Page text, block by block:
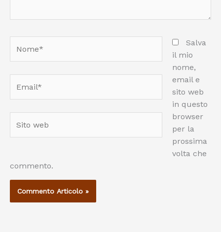
web
Salva
il mio
nome,
email e
sito web
in questo
browser
per la
prossima
volta che
commento.